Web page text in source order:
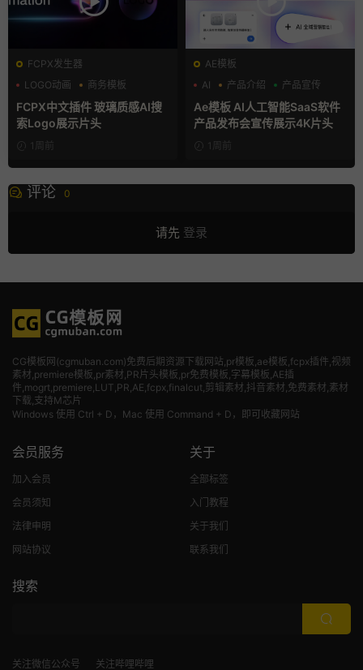
FCPX发生器
LOGO动画
商务模板
支持Intel+M芯片
FCPX中文插件 玻璃质感AI搜
索Logo展示片头
1周前
AE模板
AI
产品介绍 产品宣传
Ae模板 AI人工智能SaaS软件
产品发布会宣传展示4K片头
1周前
评论 0
请先 登录
CG模板网(cgmuban.com)免费后期资源下载网站,pr模板,ae模板,fcpx插件,视频
素材 ,premiere模板,pr素材,PR片头模板,pr免费模板,字幕模板,AE插
件,mogrt,premiere,LUT,PR,AE,fcpx,finalcut,剪辑素材,抖音素材,免费素材,素材
下载,支持M芯片
Windows 使用 Ctrl + D，Mac 使用 Command + D，即可收藏网站
会员服务
加入会员
会员须知
法律申明
网站协议
关于
全部标签
入门教程
关于我们
联系我们
搜索
关注微信公众号 关注哔哩哔哩